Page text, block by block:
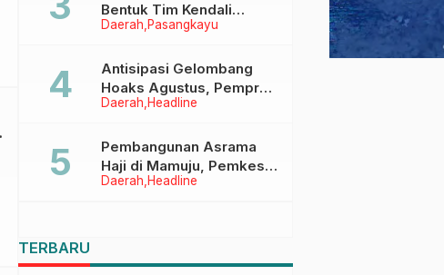
Daerah Pasangkayu
Bentuk Tim Kendali
Internal ICS untuk Dukung
di Pasangkayu
Daerah Headline
Antisipasi Gelombang
Hoaks Agustus, Pemprov
Sulbar Ajak Warga Jaga
Daerah Headline
Pembangunan Asrama
Haji di Mamuju, Pemkesra
dan Kementerian Haji
TERBARU